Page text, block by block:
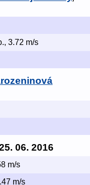
3.72 m/s
06. 2016
m/s
m/s